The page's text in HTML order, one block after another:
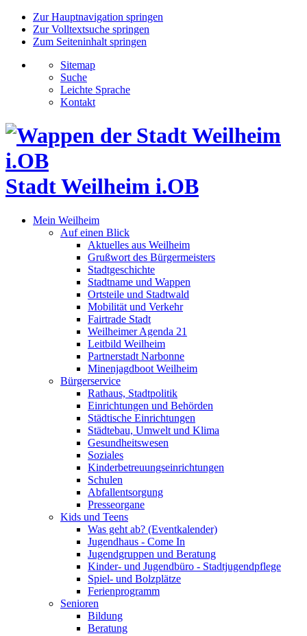
Zur Hauptnavigation springen
Zur Volltextsuche springen
Zum Seiteninhalt springen
Sitemap
Suche
Leichte Sprache
Kontakt
Stadt Weilheim i.OB
Mein Weilheim
Auf einen Blick
Aktuelles aus Weilheim
Grußwort des Bürgermeisters
Stadtgeschichte
Stadtname und Wappen
Ortsteile und Stadtwald
Mobilität und Verkehr
Fairtrade Stadt
Weilheimer Agenda 21
Leitbild Weilheim
Partnerstadt Narbonne
Minenjagdboot Weilheim
Bürgerservice
Rathaus, Stadtpolitik
Einrichtungen und Behörden
Städtische Einrichtungen
Städtebau, Umwelt und Klima
Gesundheitswesen
Soziales
Kinderbetreuungseinrichtungen
Schulen
Abfallentsorgung
Presseorgane
Kids und Teens
Was geht ab? (Eventkalender)
Jugendhaus - Come In
Jugendgruppen und Beratung
Kinder- und Jugendbüro - Stadtjugendpflege
Spiel- und Bolzplätze
Ferienprogramm
Senioren
Bildung
Beratung